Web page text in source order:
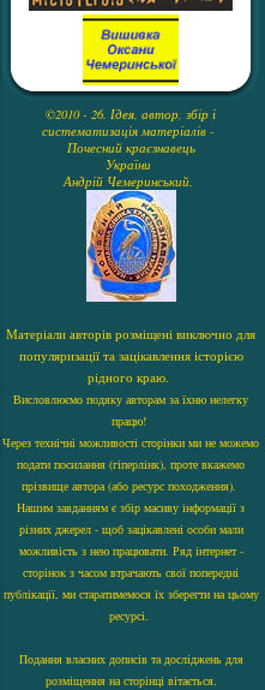
©2010 - 26. Ідея, автор, збір і
систематизація матеріалів -
Почесний краєзнавець
України
Андрій Чемеринський.
Матеріали авторів розміщені виключно для
популяризації та зацікавлення історією
рідного краю.
Висловлюємо подяку авторам за їхню нелегку
працю!
Через технічні можливості сторінки ми не можемо
подати посилання (гіперлінк), проте вкажемо
прізвище автора (або ресурс походження).
Нашим завданням є збір масиву інформації з
різних джерел - щоб зацікавлені особи мали
можливість з нею працювати. Ряд інтернет -
сторінок з часом втрачають свої попередні
публікації, ми старатимемося їх зберегти на цьому
ресурсі.
Подання власних дописів та досліджень для
розміщення на сторінці вітається.